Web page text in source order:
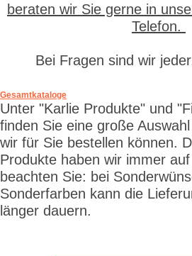
beraten wir Sie gerne in
Telefon.
Bei Fragen sind wir
Gesamtkataloge
Unter "Karlie Produkte" und
finden Sie eine große
wir für Sie bestellen können.
Produkte haben wir immer
beachten Sie: bei
Sonderfarben kann die
länger dauern.